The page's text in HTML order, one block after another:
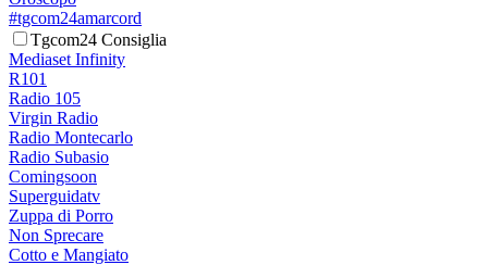
#tgcom24amarcord
Tgcom24 Consiglia
Mediaset Infinity
R101
Radio 105
Virgin Radio
Radio Montecarlo
Radio Subasio
Comingsoon
Superguidatv
Zuppa di Porro
Non Sprecare
Cotto e Mangiato